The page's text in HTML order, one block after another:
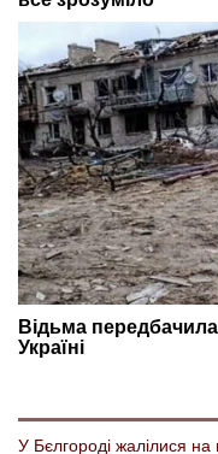
У Бєлгороді жалілися